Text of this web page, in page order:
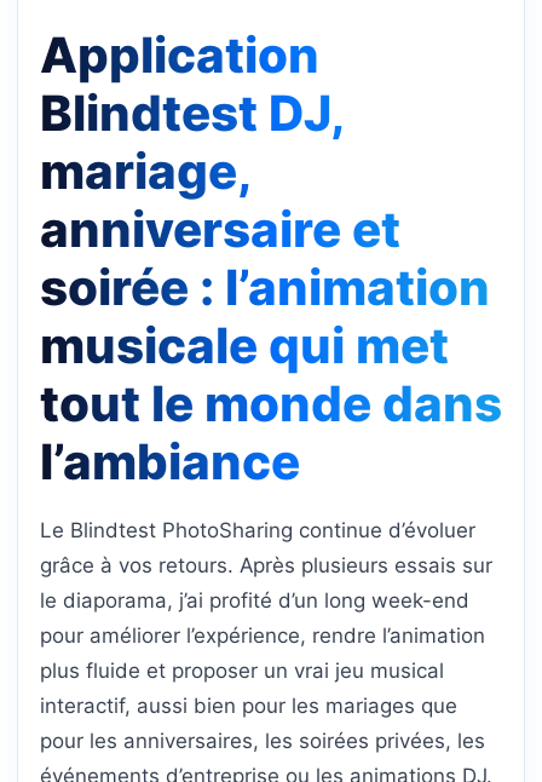
Application
Blindtest DJ,
mariage,
anniversaire et
soirée : l’animation
musicale qui met
tout le monde dans
l’ambiance
Le Blindtest PhotoSharing continue d’évoluer
grâce à vos retours. Après plusieurs essais sur
le diaporama, j’ai profité d’un long week-end
pour améliorer l’expérience, rendre l’animation
plus fluide et proposer un vrai jeu musical
interactif, aussi bien pour les mariages que
pour les anniversaires, les soirées privées, les
événements d’entreprise ou les animations DJ.